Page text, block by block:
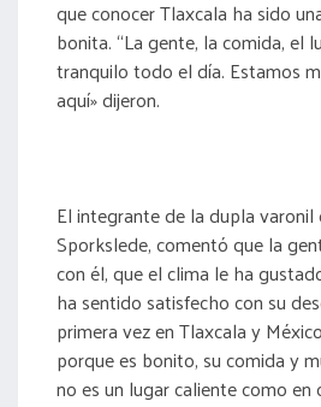
que conocer Tlaxcala ha sido
bonita. “La gente, la comida, el
tranquilo todo el día. Estamos
aquí» dijeron.
El integrante de la dupla varonil
Sporkslede, comentó que la
con él, que el clima le ha
ha sentido satisfecho con su
primera vez en Tlaxcala y
porque es bonito, su comida y
no es un lugar caliente como en